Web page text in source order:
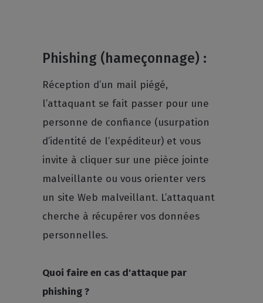
Phishing (hameçonnage) :
Réception d’un mail piégé,
l’attaquant se fait passer pour une
personne de confiance (usurpation
d’identité de l’expéditeur) et vous
invite à cliquer sur une pièce jointe
malveillante ou vous orienter vers
un site Web malveillant. L’attaquant
cherche à récupérer vos données
personnelles.
Quoi faire en cas d'attaque par
phishing ?